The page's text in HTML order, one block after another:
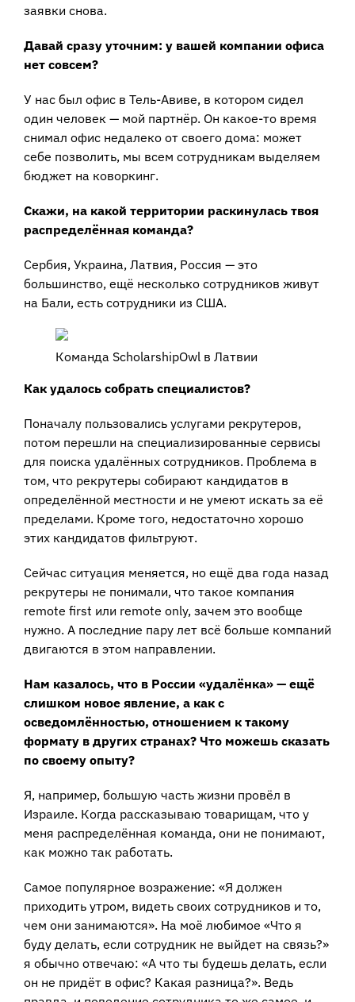
заявки снова.
Давай сразу уточним: у вашей компании офиса
нет совсем?
У нас был офис в Тель-Авиве, в котором сидел
один человек — мой партнёр. Он какое-то время
снимал офис недалеко от своего дома: может
себе позволить, мы всем сотрудникам выделяем
бюджет на коворкинг.
Скажи, на какой территории раскинулась твоя
распределённая команда?
Сербия, Украина, Латвия, Россия — это
большинство, ещё несколько сотрудников живут
на Бали, есть сотрудники из США.
Команда ScholarshipOwl в Латвии
Как удалось собрать специалистов?
Поначалу пользовались услугами рекрутеров,
потом перешли на специализированные сервисы
для поиска удалённых сотрудников. Проблема в
том, что рекрутеры собирают кандидатов в
определённой местности и не умеют искать за её
пределами. Кроме того, недостаточно хорошо
этих кандидатов фильтруют.
Сейчас ситуация меняется, но ещё два года назад
рекрутеры не понимали, что такое компания
remote first или remote only, зачем это вообще
нужно. А последние пару лет всё больше компаний
двигаются в этом направлении.
Нам казалось, что в России «удалёнка» — ещё
слишком новое явление, а как с
осведомлённостью, отношением к такому
формату в других странах? Что можешь сказать
по своему опыту?
Я, например, большую часть жизни провёл в
Израиле. Когда рассказываю товарищам, что у
меня распределённая команда, они не понимают,
как можно так работать.
Самое популярное возражение: «Я должен
приходить утром, видеть своих сотрудников и то,
чем они занимаются». На моё любимое «Что я
буду делать, если сотрудник не выйдет на связь?»
я обычно отвечаю: «А что ты будешь делать, если
он не придёт в офис? Какая разница?». Ведь